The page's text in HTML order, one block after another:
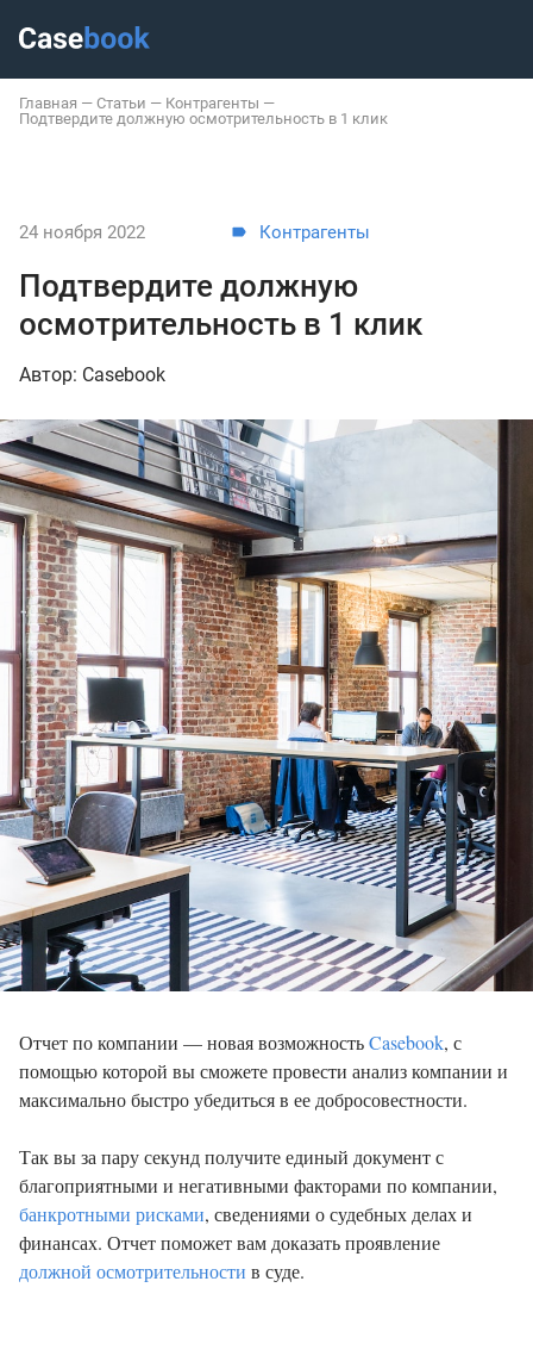
Главная — Статьи — Контрагенты —
Подтвердите должную осмотрительность в 1 клик
24 ноября 2022 Контрагенты
Подтвердите должную
осмотрительность в 1 клик
Автор: Casebook
Отчет по компании — новая возможностьCasebook, с
помощью которой вы сможете провести анализ компании и
максимально быстро убедиться в ее добросовестности.
Так вы за пару секунд получите единый документ с
благоприятными и негативными факторами по компании,
банкротными рисками, сведениями о судебных делах и
финансах. Отчет поможет вам доказать проявление
должной осмотрительности в суде.